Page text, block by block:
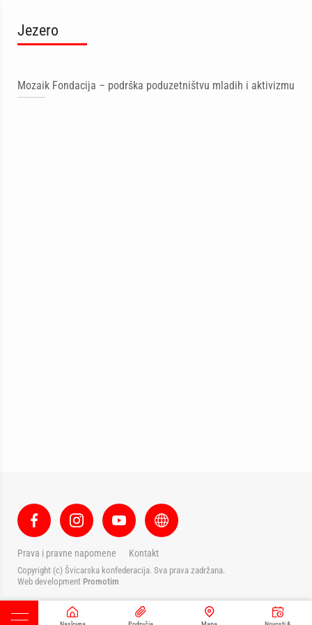
Jezero
Mozaik Fondacija – podrška poduzetništvu mladih i aktivizmu
Prava i pravne napomene Kontakt
Copyright (c) Švicarska konfederacija. Sva prava zadržana.
Web development Promotim